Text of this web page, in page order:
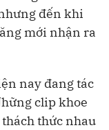
đến khi
mới nhận ra
nay đang tác
clip khoe
thức nhau